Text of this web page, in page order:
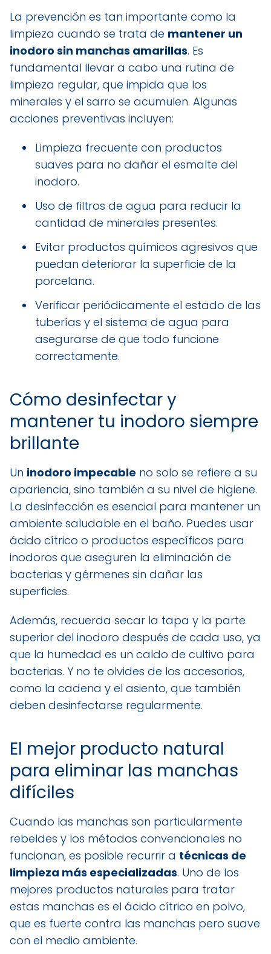
La prevención es tan importante como la
limpieza cuando se trata de mantener un
inodoro sin manchas amarillas. Es
fundamental llevar a cabo una rutina de
limpieza regular, que impida que los
minerales y el sarro se acumulen. Algunas
acciones preventivas incluyen:
Limpieza frecuente con productos
suaves para no dañar el esmalte del
inodoro.
Uso de filtros de agua para reducir la
cantidad de minerales presentes.
Evitar productos químicos agresivos que
puedan deteriorar la superficie de la
porcelana.
Verificar periódicamente el estado de las
tuberías y el sistema de agua para
asegurarse de que todo funcione
correctamente.
Cómo desinfectar y
mantener tu inodoro siempre
brillante
Un inodoro impecable no solo se refiere a su
apariencia, sino también a su nivel de higiene.
La desinfección es esencial para mantener un
ambiente saludable en el baño. Puedes usar
ácido cítrico o productos específicos para
inodoros que aseguren la eliminación de
bacterias y gérmenes sin dañar las
superficies.
Además, recuerda secar la tapa y la parte
superior del inodoro después de cada uso, ya
que la humedad es un caldo de cultivo para
bacterias. Y no te olvides de los accesorios,
como la cadena y el asiento, que también
deben desinfectarse regularmente.
El mejor producto natural
para eliminar las manchas
difíciles
Cuando las manchas son particularmente
rebeldes y los métodos convencionales no
funcionan, es posible recurrir a técnicas de
limpieza más especializadas. Uno de los
mejores productos naturales para tratar
estas manchas es el ácido cítrico en polvo,
que es fuerte contra las manchas pero suave
con el medio ambiente.